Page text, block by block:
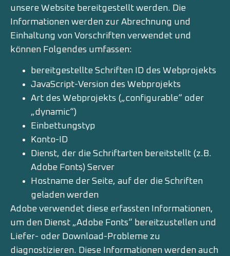
unsere Website bereitgestellt werden. Die
Informationen werden zur Abrechnung und
Einhaltung von Vorschriften verwendet und
können Folgendes umfassen:
bereitgestellte Schriften ID des Webprojekts
JavaScript-Version des Webprojekts
Art des Webprojekts („configurable“ oder
„dynamic“)
Einbettungstyp
Konto-ID
Dienst, der die Schriftarten bereitstellt (z.B.
Adobe Fonts) Server
Hostname der Seite, auf der die Schriften
geladen werden
Adobe verwendet diese erfassten Informationen,
um den Dienst „Adobe Fonts“ bereitzustellen und
Liefer- oder Download-Probleme zu
diagnostizieren. Diese Informationen werden auch